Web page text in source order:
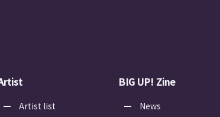
Artist list
BIG UP! Zine
News